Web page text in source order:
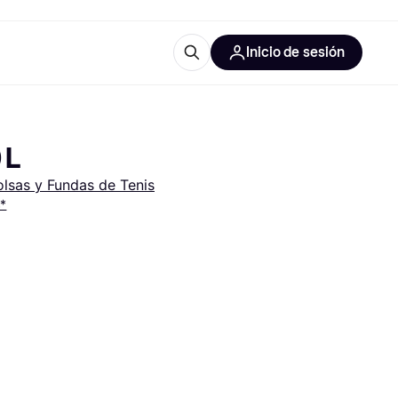
Inicio de sesión
y Fundas de Tenis